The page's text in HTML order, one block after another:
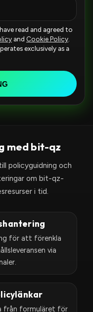
read and agreed to
and Cookie Policy
exclusively as a
med bit-qz
policyguidning och
om bit-qz-
i tid.
för att förenkla
via
från formuläret för